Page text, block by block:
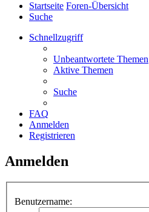
Startseite Foren-Übersicht
Suche
Schnellzugriff
Unbeantwortete Themen
Aktive Themen
Suche
FAQ
Anmelden
Registrieren
Anmelden
Benutzername: